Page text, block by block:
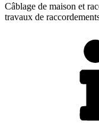
Câblage de maison et
travaux de